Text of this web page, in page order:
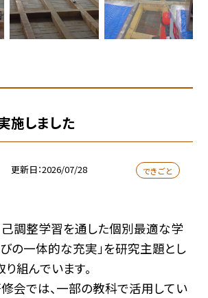
施しました
更新日 2026/07/28 できごと
己調整学習を通した個別最適な学
の一体的な充実」を研究主題とし
組んでいます。
会では、一部の教科で活用してい